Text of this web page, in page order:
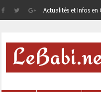
Actualités et Infos